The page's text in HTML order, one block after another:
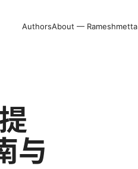
AuthorsAbout — Rameshmetta
与